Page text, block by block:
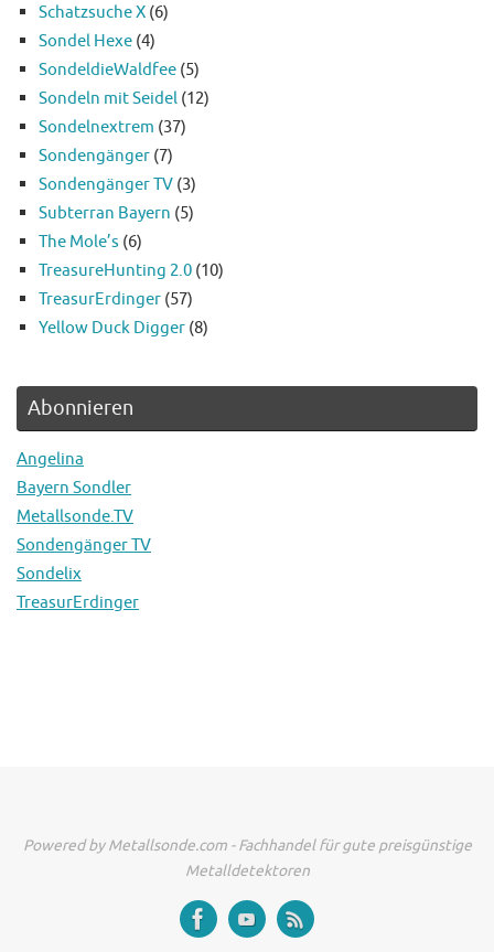
Schatzsuche X (6)
Sondel Hexe (4)
SondeldieWaldfee (5)
Sondeln mit Seidel (12)
Sondelnextrem (37)
Sondengänger (7)
Sondengänger TV (3)
Subterran Bayern (5)
The Mole’s (6)
TreasureHunting 2.0 (10)
TreasurErdinger (57)
Yellow Duck Digger (8)
Abonnieren
Angelina
Bayern Sondler
Metallsonde.TV
Sondengänger TV
Sondelix
TreasurErdinger
Powered by Metallsonde.com - Fachhandel für gute preisgünstige
Metalldetektoren